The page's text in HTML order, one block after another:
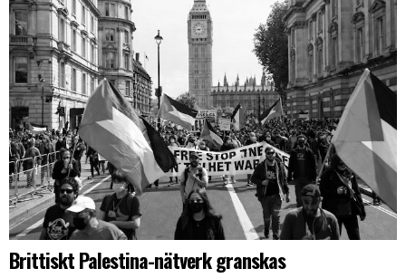
Brittiskt Palestina-nätverk granskas